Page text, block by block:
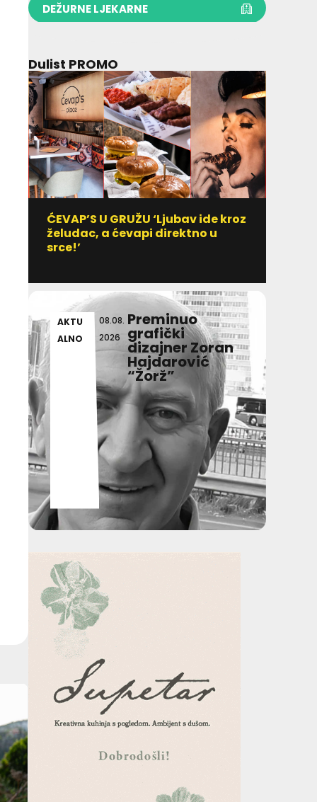
DEŽURNE LJEKARNE
Dulist PROMO
ĆEVAP’S U GRUŽU ‘Ljubav ide kroz
želudac, a ćevapi direktno u
srce!’
AKTU
ALNO
08.08.
2026
Preminuo
grafički
dizajner Zoran
Hajdarović
“Žorž”